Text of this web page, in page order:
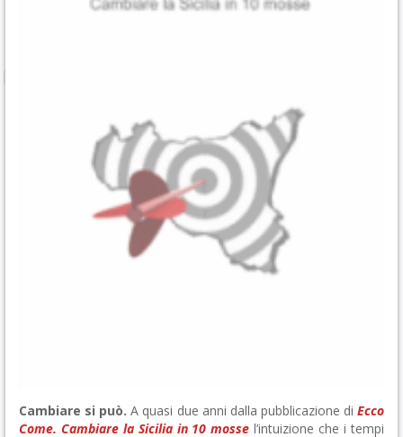
Cambiare si può. A quasi due anni dalla pubblicazione diEcco
Come. Cambiare la Sicilia in 10 mosse l’intuizione che i tempi